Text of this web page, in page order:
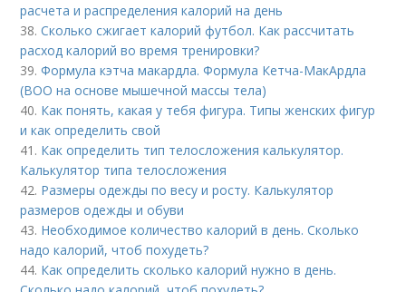
расчета и распределения калорий на день
38.Сколько сжигает калорий футбол. Как рассчитать
расход калорий во время тренировки?
39.Формула кэтча макардла. Формула Кетча-МакАрдла
(ВОО на основе мышечной массы тела)
40. Как понять, какая у тебя фигура. Типы женских фигур
и как определить свой
41. Как определить тип телосложения калькулятор.
Калькулятор типа телосложения
42. Размеры одежды по весу и росту. Калькулятор
размеров одежды и обуви
43. Необходимое количество калорий в день. Сколько
надо калорий, чтоб похудеть?
44. Как определить сколько калорий нужно в день.